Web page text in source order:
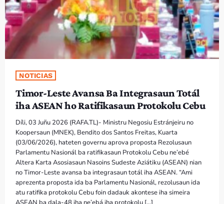
KONTAKTU SIRA
TÉTUM keyboard_arrow_down
PORTUGUÊS
PRÓXIMOS PROGRAMAS
NOTICIAS
Timor-Leste Avansa Ba Integrasaun Totál
iha ASEAN ho Ratifikasaun Protokolu Cebu
Díli, 03 Juñu 2026 (RAFA.TL)- Ministru Negosiu Estránjeiru no
Koopersaun (MNEK), Bendito dos Santos Freitas, Kuarta
(03/06/2026), hateten governu aprova proposta Rezolusaun
Parlamentu Nasionál ba ratifikasaun Protokolu Cebu ne’ebé
Altera Karta Asosiasaun Nasoins Sudeste Aziátiku (ASEAN) nian
no Timor-Leste avansa ba integrasaun totál iha ASEAN. “Ami
aprezenta proposta ida ba Parlamentu Nasionál, rezolusaun ida
atu ratifika protokolu Cebu foin dadauk akontese iha simeira